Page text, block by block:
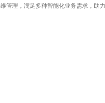
管理，满足多种智能化业务需求，助